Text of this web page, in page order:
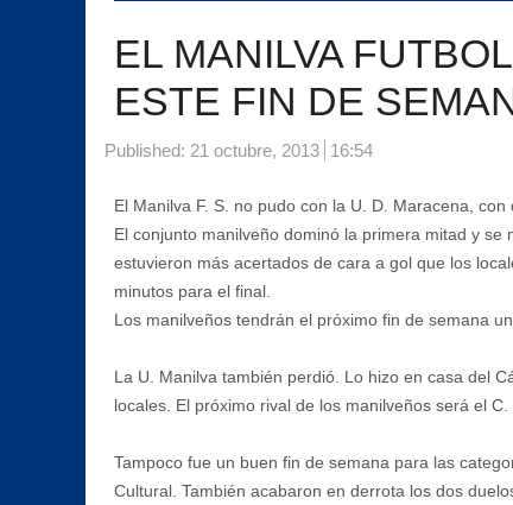
EL MANILVA
ESTE FIN DE
Published: 21 octubre, 2013 16:54
El Manilva F. S. no pudo con la U. D. Maracena,
El conjunto manilveño dominó la primera mitad y
estuvieron más acertados de cara a gol que los
minutos para el final.
Los manilveños tendrán el próximo fin de semana
La U. Manilva también perdió. Lo hizo en casa del
locales. El próximo rival de los manilveños será el C.
Tampoco fue un buen fin de semana para las
Cultural. También acabaron en derrota los dos